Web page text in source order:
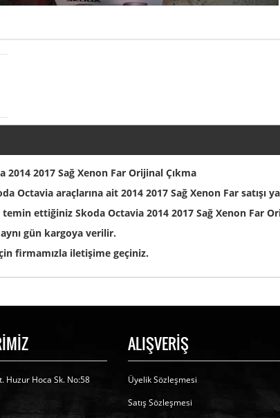
2014 2017 Sağ Xenon Far Orijinal Çıkma
Octavia araçlarına ait 2014 2017 Sağ Xenon Far satışı
temin ettiğiniz Skoda Octavia 2014 2017 Sağ Xenon Far
gün kargoya verilir.
firmamızla iletişime geçiniz.
Huzur Hoca Sk. No:58
ALIŞVERİŞ
Üyelik Sözleşmesi
Satış Sözleşmesi